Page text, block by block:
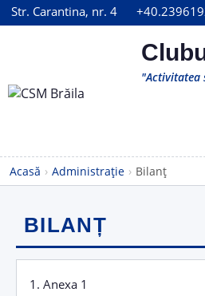
Str. Carantina, nr. 4
"Activitatea
Acasă › Administrație › Bilanț
BILANȚ
1. Anexa 1